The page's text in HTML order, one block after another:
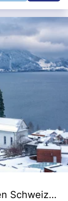
PREMIUM Jahreswechsel in den Schweizer Alpen